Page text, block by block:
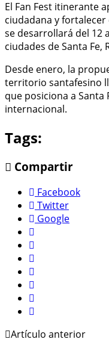
El Fan Fest itinerante
ciudadana y
se desarrollará del 12
ciudades de Santa Fe,
Desde enero, la
territorio santafesino
que posiciona a
internacional.
Tags:
Compartir
Facebook
Twitter
Google
Artículo anterior